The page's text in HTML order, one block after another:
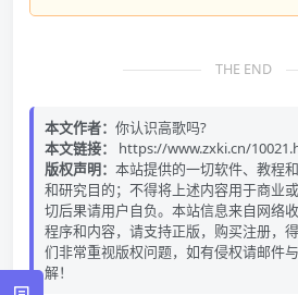
THE END
本文作者： 你认识高歌吗?
本文链接：
https://www.zxki.cn/
版权声明： 本站提供的一切软件、教程
和研究目的；不得将上述内容用于商业
切后果请用户自负。本站信息来自网络
程序和内容，请支持正版，购买注册，
们非常重视版权问题，如有侵权请邮件
解！